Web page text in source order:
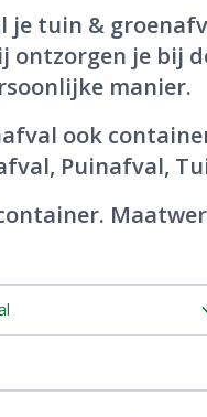
tuin &
ontzorgen je bij
manier.
ook
Puinafval,